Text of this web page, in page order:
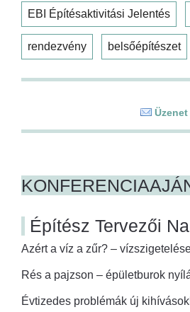
EBI Építésaktivitási Jelentés
rendezvény belsőépítészet
Építész Tervezői
Azért a víz a zűr? –
Rés a pajzson – épületburok
Évtizedes problémák új